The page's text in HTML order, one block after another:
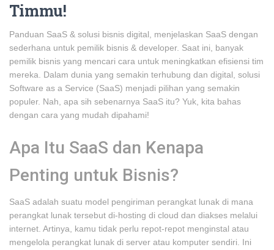
Timmu!
Panduan SaaS & solusi bisnis digital, menjelaskan SaaS dengan
sederhana untuk pemilik bisnis & developer. Saat ini, banyak
pemilik bisnis yang mencari cara untuk meningkatkan efisiensi tim
mereka. Dalam dunia yang semakin terhubung dan digital, solusi
Software as a Service (SaaS) menjadi pilihan yang semakin
populer. Nah, apa sih sebenarnya SaaS itu? Yuk, kita bahas
dengan cara yang mudah dipahami!
Apa Itu SaaS dan Kenapa
Penting untuk Bisnis?
SaaS adalah suatu model pengiriman perangkat lunak di mana
perangkat lunak tersebut di-hosting di cloud dan diakses melalui
internet. Artinya, kamu tidak perlu repot-repot menginstal atau
mengelola perangkat lunak di server atau komputer sendiri. Ini